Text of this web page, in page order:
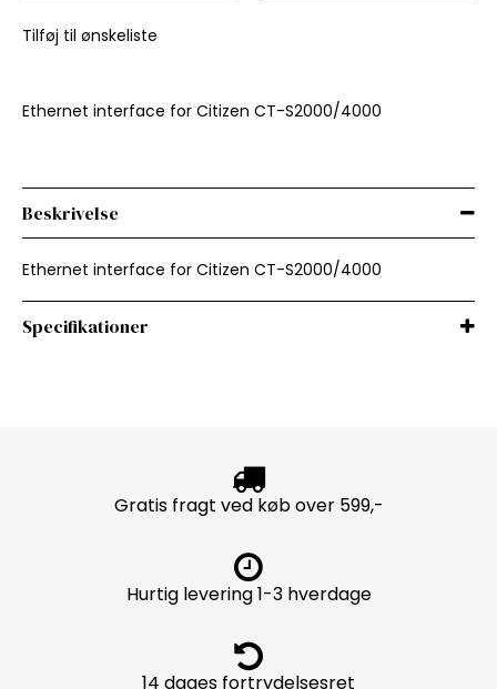
Tilføj til ønskeliste
Ethernet interface for Citizen CT-S2000/4000
Beskrivelse
Ethernet interface for Citizen CT-S2000/4000
Specifikationer
Gratis fragt ved køb over 599,-
Hurtig levering 1-3 hverdage
14 dages fortrydelsesret